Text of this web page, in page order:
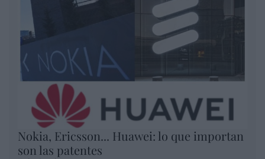
Nokia, Ericsson... Huawei: lo que importan
son las patentes